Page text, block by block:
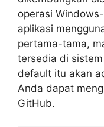
operasi
aplikasi
pertama-tama,
tersedia di
default itu akan
Anda dapat
GitHub.